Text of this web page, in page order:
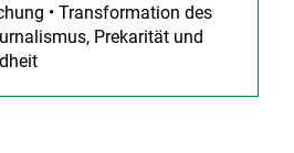
• Transformation des
Prekarität und